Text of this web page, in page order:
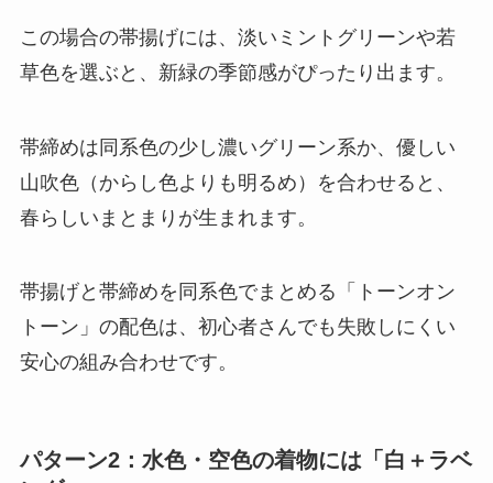
この場合の帯揚げには、淡いミントグリーンや若
草色を選ぶと、新緑の季節感がぴったり出ます。
帯締めは同系色の少し濃いグリーン系か、優しい
山吹色（からし色よりも明るめ）を合わせると、
春らしいまとまりが生まれます。
帯揚げと帯締めを同系色でまとめる「トーンオン
トーン」の配色は、初心者さんでも失敗しにくい
安心の組み合わせです。
パターン2：水色・空色の着物には「白＋ラベ